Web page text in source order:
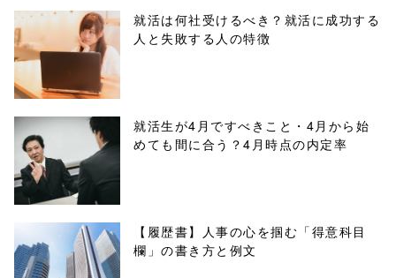
parts/sns-
buttons.php on
line10
/1031144"
onclick="windo
w.open(this.hre
f, 'Gwindow',
'width=550,
就活は何社受けるべき？就活に成功する
人と失敗する人の特徴
就活生が4月ですべきこと・4月から始
めても間に合う？4月時点の内定率
【履歴書】人事の心を掴む「得意科目
欄」の書き方と例文